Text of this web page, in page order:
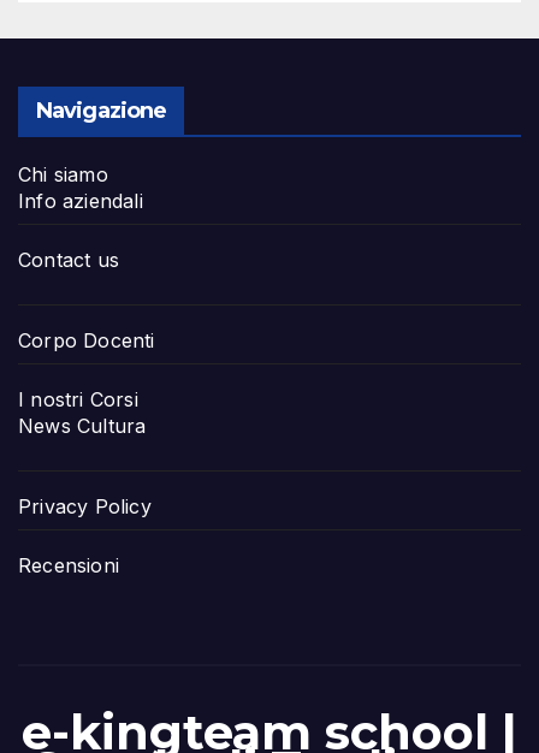
Navigazione
Chi siamo
Info aziendali
Contact us
Corpo Docenti
I nostri Corsi
News Cultura
Privacy Policy
Recensioni
e-kingteam school |